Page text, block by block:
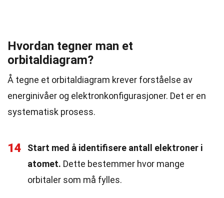
Hvordan tegner man et
orbitaldiagram?
Å tegne et orbitaldiagram krever forståelse av
energinivåer og elektronkonfigurasjoner. Det er en
systematisk prosess.
14
Start med å identifisere antall elektroner i
atomet. Dette bestemmer hvor mange
orbitaler som må fylles.